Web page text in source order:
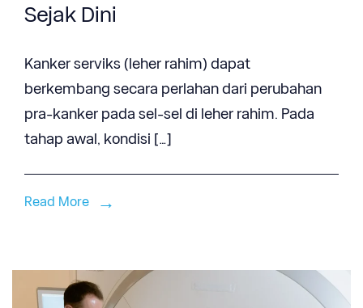
Sejak Dini
Kanker serviks (leher rahim) dapat
berkembang secara perlahan dari perubahan
pra-kanker pada sel-sel di leher rahim. Pada
tahap awal, kondisi […]
Read More